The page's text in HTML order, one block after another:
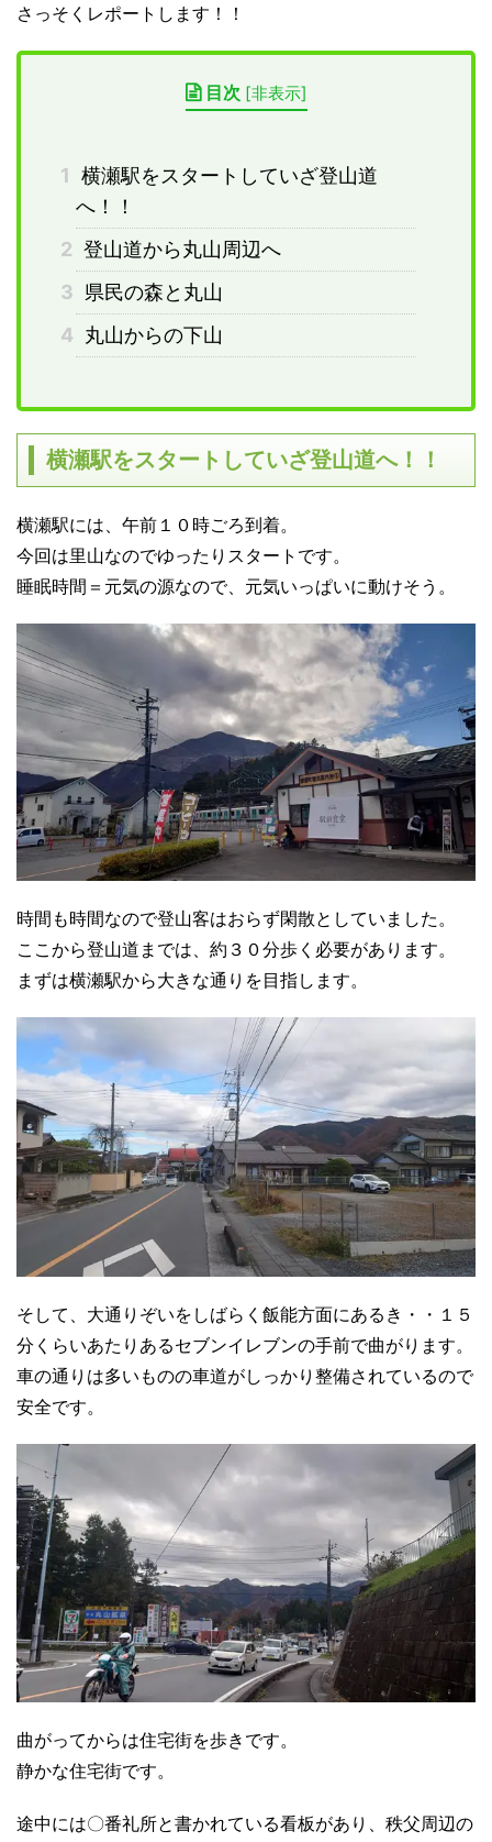
さっそくレポートします！！
目次 [非表示]
1 横瀬駅をスタートしていざ登山道
へ！！
2 登山道から丸山周辺へ
3 県民の森と丸山
4 丸山からの下山
横瀬駅をスタートしていざ登山道へ！！
横瀬駅には、午前１０時ごろ到着。
今回は里山なのでゆったりスタートです。
睡眠時間＝元気の源なので、元気いっぱいに動けそう。
時間も時間なので登山客はおらず閑散としていました。
ここから登山道までは、約３０分歩く必要があります。
まずは横瀬駅から大きな通りを目指します。
そして、大通りぞいをしばらく飯能方面にあるき・・１５
分くらいあたりあるセブンイレブンの手前で曲がります。
車の通りは多いものの車道がしっかり整備されているので
安全です。
曲がってからは住宅街を歩きです。
静かな住宅街です。
途中には〇番礼所と書かれている看板があり、秩父周辺の